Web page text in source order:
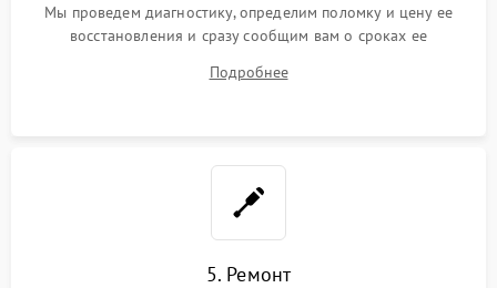
Мы проведем диагностику, определим поломку и цену ее
восстановления и сразу сообщим вам о сроках ее
Подробнее
5. Ремонт